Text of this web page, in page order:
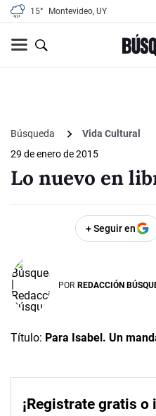
15° Montevideo, UY
Búsqueda
Vida Cultural
29 de enero de 2015
Lo nuevo en
+ Seguir en
POR REDACCIÓN
Título: Para Isabel. Un
¡Registrate gratis